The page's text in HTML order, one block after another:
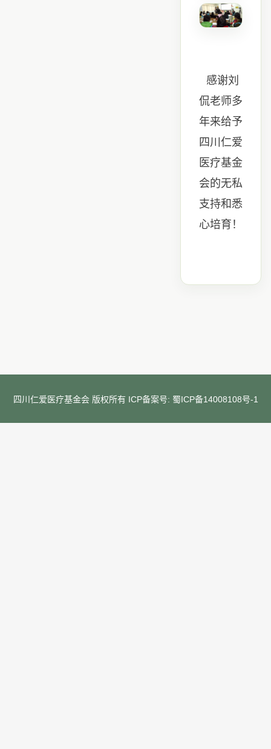
感谢刘
侃老师多
年来给予
四川仁爱
医疗基金
会的无私
支持和悉
心培育！
四川仁爱医疗基金会 版权所有 ICP备案号: 蜀ICP备14008108号-1